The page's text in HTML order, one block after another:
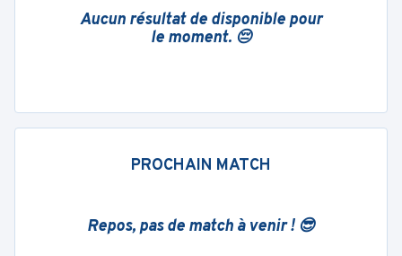
Aucun résultat de disponible pour
le moment. 😔
PROCHAIN MATCH
Repos, pas de match à venir ! 😎